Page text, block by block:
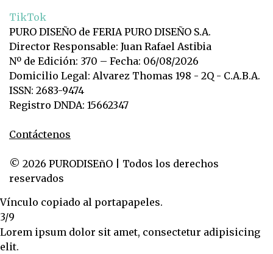
TikTok
PURO DISEÑO de FERIA PURO DISEÑO S.A.
Director Responsable: Juan Rafael Astibia
Nº de Edición: 370 – Fecha: 06/08/2026
Domicilio Legal: Alvarez Thomas 198 - 2Q - C.A.B.A.
ISSN: 2683-9474
Registro DNDA: 15662347
Contáctenos
© 2026 PURODISEñO | Todos los derechos
reservados
Vínculo copiado al portapapeles.
3/9
Lorem ipsum dolor sit amet, consectetur adipisicing
elit.